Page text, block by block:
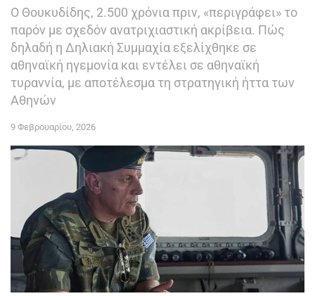
Ο Θουκυδίδης, 2.500 χρόνια πριν, «περιγράφει» το
παρόν με σχεδόν ανατριχιαστική ακρίβεια. Πώς
δηλαδή η Δηλιακή Συμμαχία εξελίχθηκε σε
αθηναϊκή ηγεμονία και εντέλει σε αθηναϊκή
τυραννία, με αποτέλεσμα τη στρατηγική ήττα των
Αθηνών
9 Φεβρουαρίου, 2026